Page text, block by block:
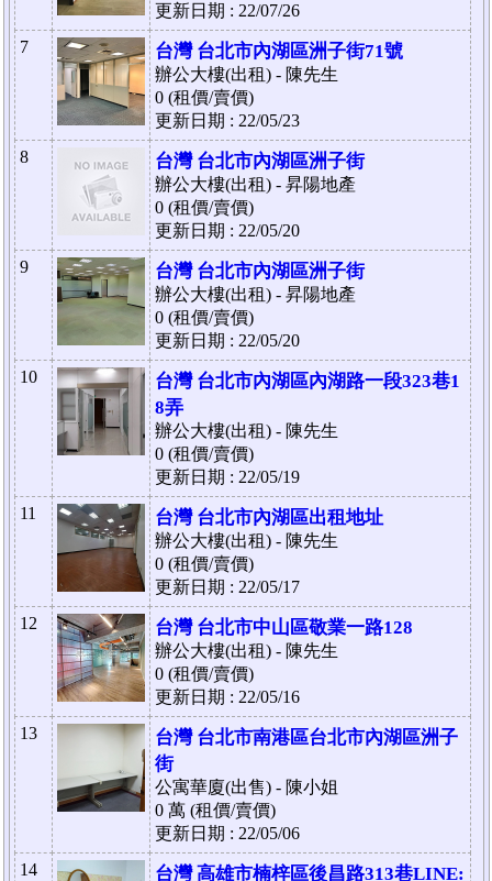
更新日期 : 22/07/26
7
台灣 台北市內湖區洲子街71號
辦公大樓(出租) - 陳先生
0 (租價/賣價)
更新日期 : 22/05/23
8
台灣 台北市內湖區洲子街
辦公大樓(出租) - 昇陽地產
0 (租價/賣價)
更新日期 : 22/05/20
9
台灣 台北市內湖區洲子街
辦公大樓(出租) - 昇陽地產
0 (租價/賣價)
更新日期 : 22/05/20
10
台灣 台北市內湖區內湖路一段323巷1
8弄
辦公大樓(出租) - 陳先生
0 (租價/賣價)
更新日期 : 22/05/19
11
台灣 台北市內湖區出租地址
辦公大樓(出租) - 陳先生
0 (租價/賣價)
更新日期 : 22/05/17
12
台灣 台北市中山區敬業一路128
辦公大樓(出租) - 陳先生
0 (租價/賣價)
更新日期 : 22/05/16
13
台灣 台北市南港區台北市內湖區洲子
街
公寓華廈(出售) - 陳小姐
0 萬 (租價/賣價)
更新日期 : 22/05/06
14
台灣 高雄市楠梓區後昌路313巷LINE: